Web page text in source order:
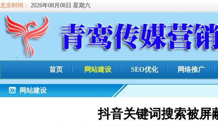
北京时间： 2026年08月08日 星期六
首页 网站建设 SEO优化 网络推广
网站建设
抖音关键词搜索被屏